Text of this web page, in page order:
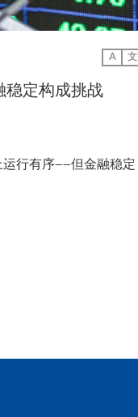
A 文
定构成挑战
行有序——但金融稳定